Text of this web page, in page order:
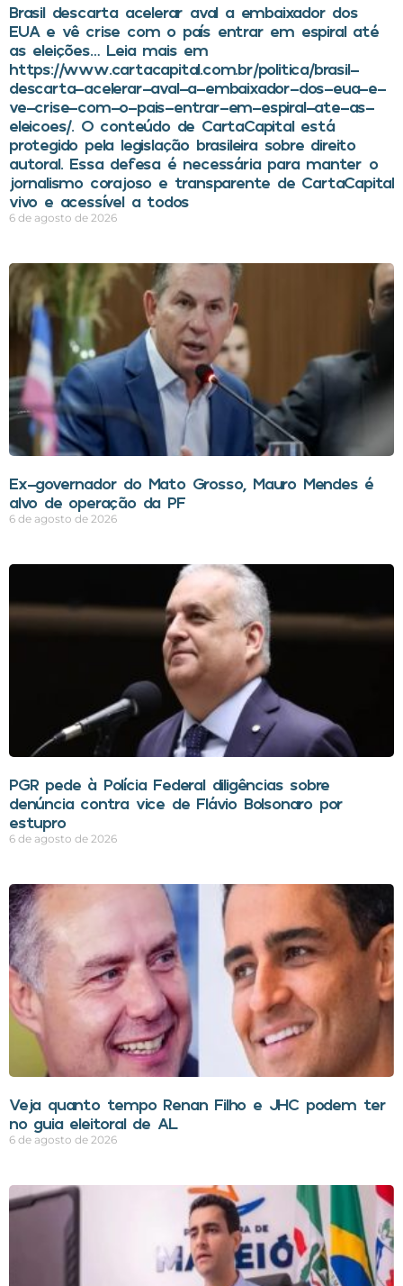
Brasil descarta acelerar aval a embaixador dos
EUA e vê crise com o país entrar em espiral até
as eleições… Leia mais em
https://www.cartacapital.com.br/politica/brasil-
descarta-acelerar-aval-a-embaixador-dos-eua-e-
ve-crise-com-o-pais-entrar-em-espiral-ate-as-
eleicoes/. O conteúdo de CartaCapital está
protegido pela legislação brasileira sobre direito
autoral. Essa defesa é necessária para manter o
jornalismo corajoso e transparente de CartaCapital
vivo e acessível a todos
6 de agosto de 2026
Ex-governador do Mato Grosso, Mauro Mendes é
alvo de operação da PF
6 de agosto de 2026
PGR pede à Polícia Federal diligências sobre
denúncia contra vice de Flávio Bolsonaro por
estupro
6 de agosto de 2026
Veja quanto tempo Renan Filho e JHC podem ter
no guia eleitoral de AL
6 de agosto de 2026